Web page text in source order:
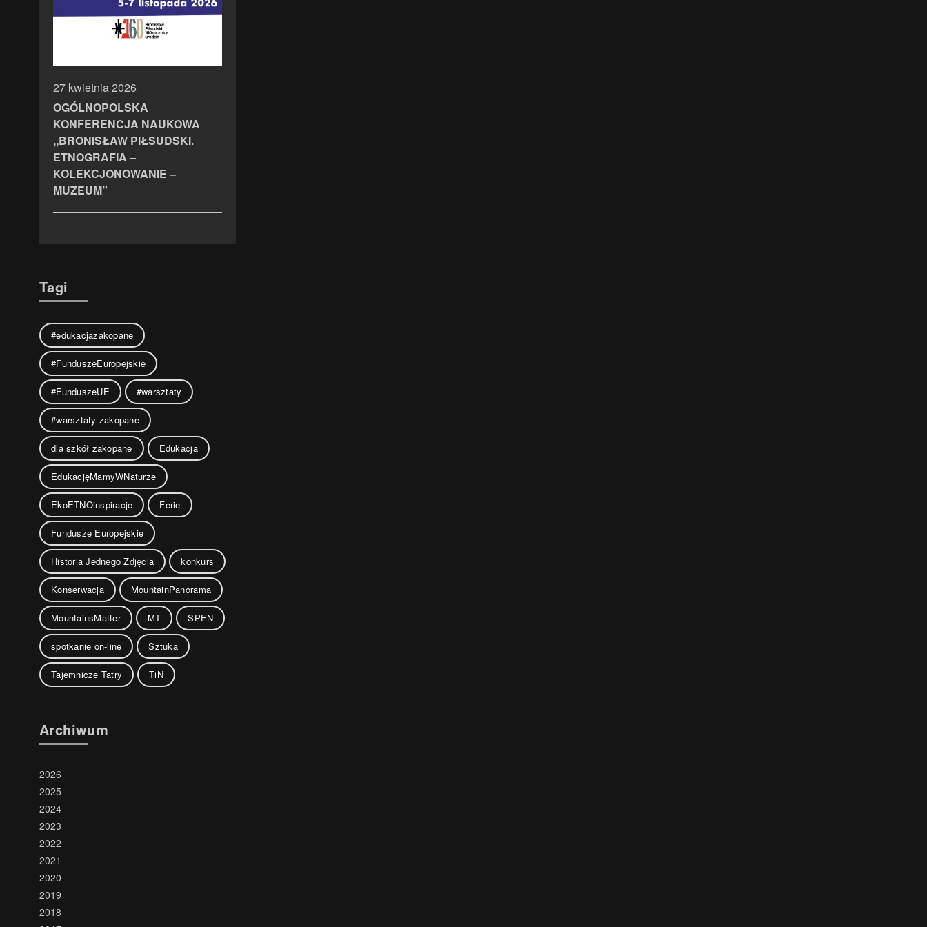
27 kwietnia 2026
OGÓLNOPOLSKA
KONFERENCJA NAUKOWA
,,BRONISŁAW PIŁSUDSKI.
ETNOGRAFIA –
KOLEKCJONOWANIE –
MUZEUM”
Tagi
#edukacjazakopane
#FunduszeEuropejskie
#FunduszeUE #warsztaty
#warsztaty zakopane
dla szkół zakopane Edukacja
EdukacjęMamyWNaturze
EkoETNOinspiracje Ferie
Fundusze Europejskie
Historia Jednego Zdjęcia konkurs
Konserwacja MountainPanorama
MountainsMatter MT SPEN
spotkanie on-line Sztuka
Tajemnicze Tatry TiN
Archiwum
2026
2025
2024
2023
2022
2021
2020
2019
2018